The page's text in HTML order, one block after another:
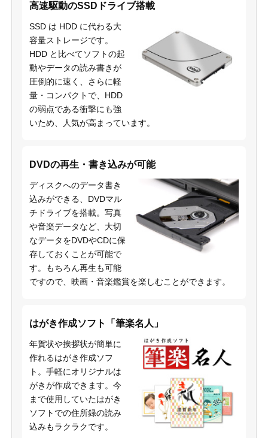
高速駆動のSSDドライブ搭載
SSD は HDD に代わる大
容量ストレージです。
HDD と比べてソフトの起
動やデータの読み書きが
圧倒的に速く、さらに軽
量・コンパクトで、HDD
の弱点である衝撃にも強
いため、人気が高まっています。
DVDの再生・書き込みが可能
ディスクへのデータ書き
込みができる、DVDマル
チドライブを搭載。写真
や音楽データなど、大切
なデータをDVDやCDに保
存しておくことが可能で
す。もちろん再生も可能
ですので、映画・音楽鑑賞を楽しむことができます。
はがき作成ソフト「筆楽名人」
年賀状や挨拶状が簡単に
作れるはがき作成ソフ
ト。手軽にオリジナルは
がきが作成できます。今
まで使用していたはがき
ソフトでの住所録の読み
込みもラクラクです。